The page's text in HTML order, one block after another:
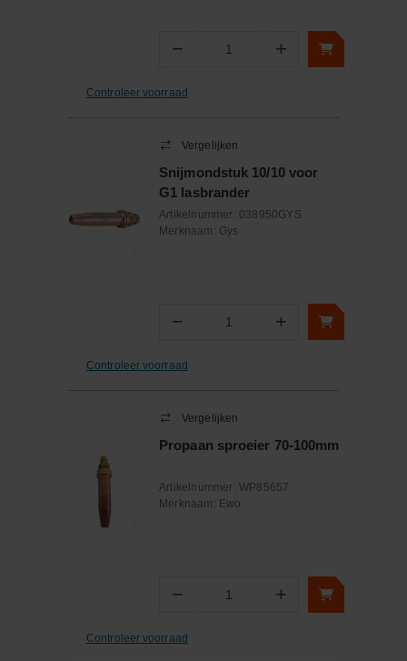
− Aantal +
Controleer voorraad
Vergelijken
Snijmondstuk 10/10 voor
G1 lasbrander
Artikelnummer: 038950GYS
Merknaam: Gys
− Aantal +
Controleer voorraad
Vergelijken
Propaan sproeier 70-100mm
Artikelnummer: WP85657
Merknaam: Ewo
− Aantal +
Controleer voorraad